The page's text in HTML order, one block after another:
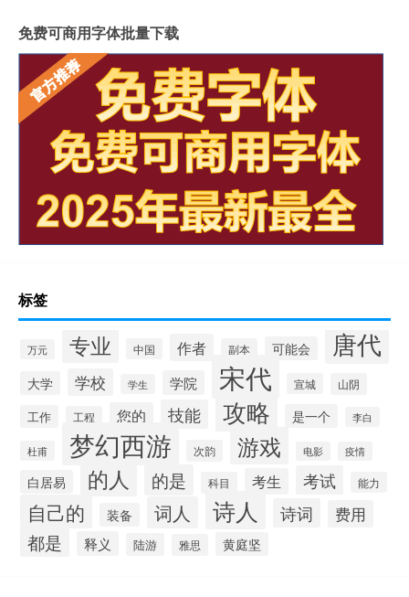
免费可商用字体批量下载
标签
万元 专业 中国 作者 副本 可能会 唐代
大学 学校 学生 学院 宋代 宣城 山阴
工作 工程 您的 技能 攻略 是一个 李白
杜甫 梦幻西游 次韵 游戏 电影 疫情
白居易 的人 的是 科目 考生 考试 能力
自己的 装备 词人 诗人 诗词 费用
都是 释义 陆游 雅思 黄庭坚